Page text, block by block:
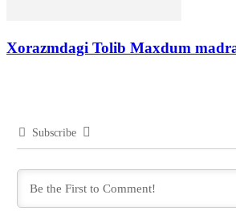
Xorazmdagi Tolib Maxdum
Subscribe